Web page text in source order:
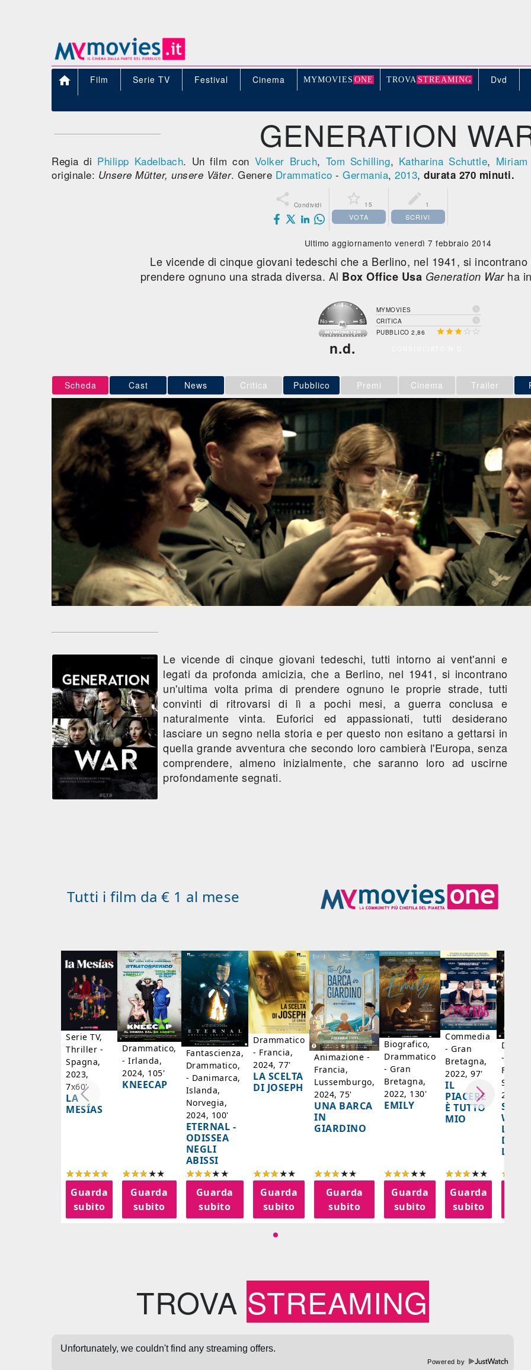
 Film Serie TV Festival Cinema MYMOVIE S ONE TROVA STREAMING Dvd
GENERATION
Regia di Philipp Kadelbach. Un film con Volker Bruch, Tom Schilling, Katharina Schuttle,
originale: Unsere Mütter, unsere Väter. Genere Drammatico - Germania, 2013, durata 270 minuti.
 Condividi  15
VOTA
 1
SCRIVI
Ultimo aggiornamento venerdì 7 febbraio 2014
Le vicende di cinque giovani tedeschi che a Berlino, nel 1941, si
prendere ognuno una strada diversa. Al Box Office Usa Generation Warha
n.d.
MYMOVIES 
CRITICA 
PUBBLICO 2,86   
Scheda Cast News Critica Pubblico Premi Cinema Trailer
Le vicende di cinque giovani tedeschi, tutti intorno ai vent'anni e
legati da profonda amicizia, che a Berlino, nel 1941, si incontrano
un'ultima volta prima di prendere ognuno le proprie strade, tutti
convinti di ritrovarsi di lì a pochi mesi, a guerra conclusa e
naturalmente vinta. Euforici ed appassionati, tutti desiderano
lasciare un segno nella storia e per questo non esitano a gettarsi in
quella grande avventura che secondo loro cambierà l'Europa, senza
comprendere, almeno inizialmente, che saranno loro ad uscirne
profondamente segnati.
Tutti i film da € 1 al mese
Serie TV,
Thriller -
Spagna,
2023,
7x60'
LA
MESÍAS
Guarda
subito
Drammatico,
- Irlanda,
2024, 105'
KNEECAP
Guarda
subito
Fantascienza,
Drammatico,
- Danimarca,
Islanda,
Norvegia,
2024, 100'
ETERNAL -
ODISSEA
NEGLI
ABISSI
Guarda
subito
Drammatico
- Francia,
2024, 77'
LA SCELTA
DI JOSEPH
Guarda
subito
Animazione -
Francia,
Lussemburgo,
2024, 75'
UNA BARCA
IN
GIARDINO
Guarda
subito
Biografico,
Drammatico
- Gran
Bretagna,
2022, 130'
EMILY
Guarda
subito
Commedia
- Gran
Bretagna,
2022, 97'
IL
PIACERE
È TUTTO
MIO
Guarda
subito
-
Francia,
2024,
SPIRIT
LA
DELLE
TROVA STREAMING
Powered by